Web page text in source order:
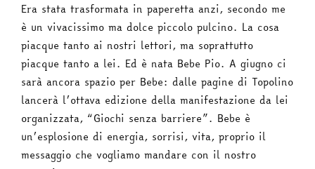
Era stata trasformata in paperetta anzi, secondo me
è un vivacissimo ma dolce piccolo pulcino. La cosa
piacque tanto ai nostri lettori, ma soprattutto
piacque tanto a lei. Ed è nata Bebe Pio. A giugno ci
sarà ancora spazio per Bebe: dalle pagine di Topolino
lancerà l’ottava edizione della manifestazione da lei
organizzata, “Giochi senza barriere”. Bebe è
un’esplosione di energia, sorrisi, vita, proprio il
messaggio che vogliamo mandare con il nostro